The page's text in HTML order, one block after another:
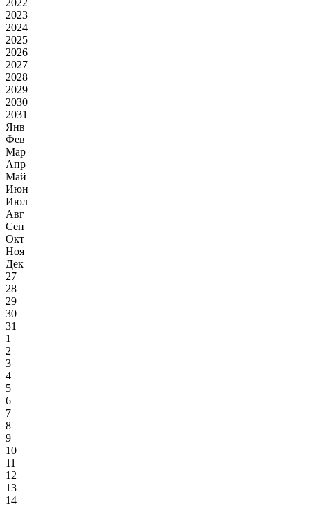
2022
2023
2024
2025
2026
2027
2028
2029
2030
2031
Янв
Фев
Мар
Апр
Май
Июн
Июл
Авг
Сен
Окт
Ноя
Дек
27
28
29
30
31
1
2
3
4
5
6
7
8
9
10
11
12
13
14